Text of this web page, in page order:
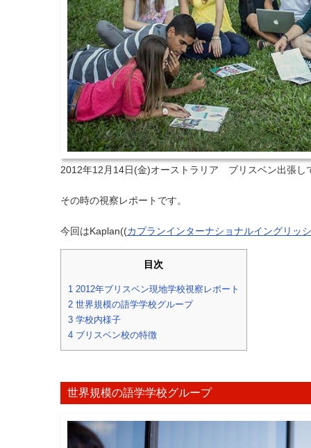
2012年12月14日(金)オーストラリア ブリスベン出張し
その時の視察レポートです。
今回はKaplan((カプランインターナショナルイングリッ
目次
1 2012年ブリスベン現地学校視察レポート
2 世界規模の語学学校グループ
3 学校内様子
4 ブリスベン校の特徴
世界規模の語学学校グループ